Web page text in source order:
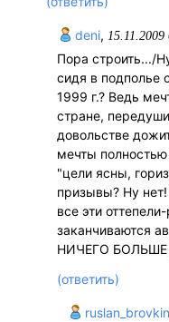
deni, 15.11.2009
Пора строить.../
сидя в подполье
1999 г.? Ведь
стране,
довольстве
мечты полностью
"цели ясны,
призывы? Ну
все эти
заканчиваются
НИЧЕГО БОЛЬШЕ
(ответить)
ruslan_brovkin